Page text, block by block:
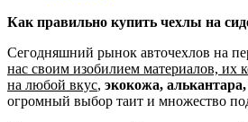
Как правильно купить чехлы на
Сегодняшний рынок авточехлов на
нас своим изобилием материалов, их
на любой вкус, экокожа,
огромный выбор таит и множество